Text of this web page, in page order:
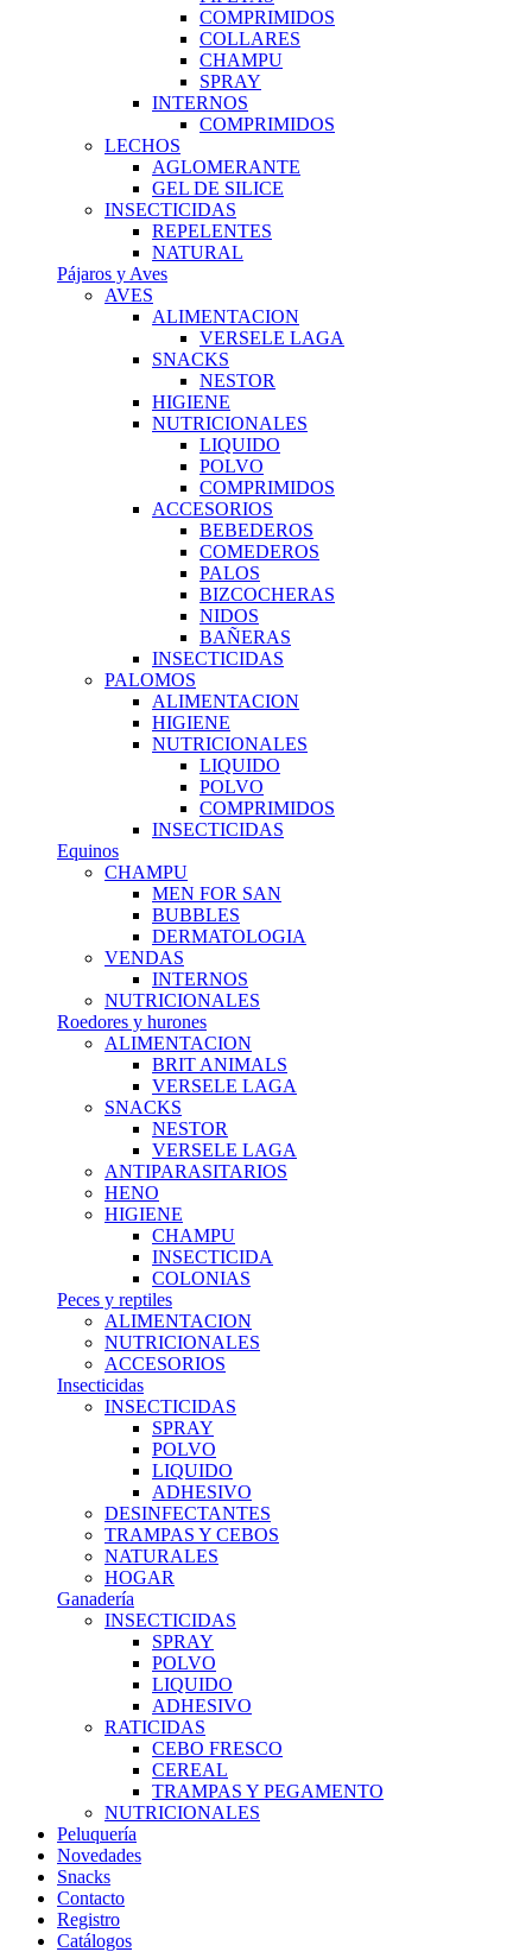
COMPRIMIDOS
COLLARES
CHAMPU
SPRAY
INTERNOS
COMPRIMIDOS
LECHOS
AGLOMERANTE
GEL DE SILICE
INSECTICIDAS
REPELENTES
NATURAL
Pájaros y Aves
AVES
ALIMENTACION
VERSELE LAGA
SNACKS
NESTOR
HIGIENE
NUTRICIONALES
LIQUIDO
POLVO
COMPRIMIDOS
ACCESORIOS
BEBEDEROS
COMEDEROS
PALOS
BIZCOCHERAS
NIDOS
BAÑERAS
INSECTICIDAS
PALOMOS
ALIMENTACION
HIGIENE
NUTRICIONALES
LIQUIDO
POLVO
COMPRIMIDOS
INSECTICIDAS
Equinos
CHAMPU
MEN FOR SAN
BUBBLES
DERMATOLOGIA
VENDAS
INTERNOS
NUTRICIONALES
Roedores y hurones
ALIMENTACION
BRIT ANIMALS
VERSELE LAGA
SNACKS
NESTOR
VERSELE LAGA
ANTIPARASITARIOS
HENO
HIGIENE
CHAMPU
INSECTICIDA
COLONIAS
Peces y reptiles
ALIMENTACION
NUTRICIONALES
ACCESORIOS
Insecticidas
INSECTICIDAS
SPRAY
POLVO
LIQUIDO
ADHESIVO
DESINFECTANTES
TRAMPAS Y CEBOS
NATURALES
HOGAR
Ganadería
INSECTICIDAS
SPRAY
POLVO
LIQUIDO
ADHESIVO
RATICIDAS
CEBO FRESCO
CEREAL
TRAMPAS Y PEGAMENTO
NUTRICIONALES
Peluquería
Novedades
Snacks
Contacto
Registro
Catálogos